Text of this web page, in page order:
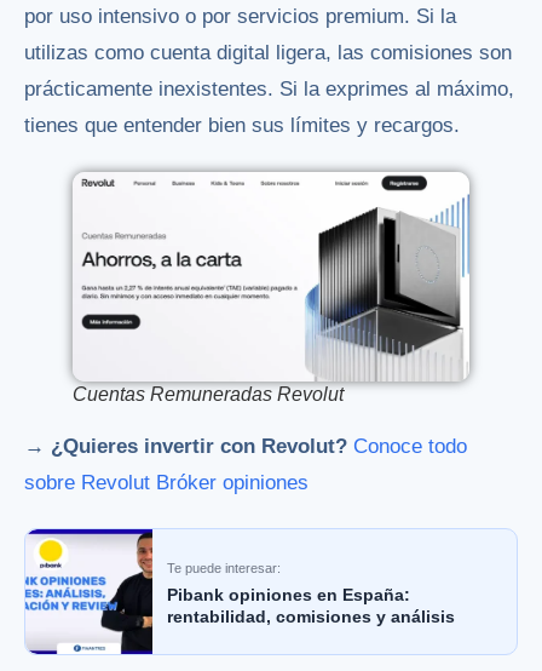
por uso intensivo o por servicios premium. Si la
utilizas como cuenta digital ligera, las comisiones son
prácticamente inexistentes. Si la exprimes al máximo,
tienes que entender bien sus límites y recargos.
Cuentas Remuneradas Revolut
→ ¿Quieres invertir con Revolut? Conoce todo
sobre Revolut Bróker opiniones
Te puede interesar:
Pibank opiniones en España:
rentabilidad, comisiones y análisis